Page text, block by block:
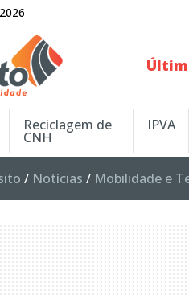
Reciclagem de
CNH
IPVA
/ Notícias / Mobilidade e